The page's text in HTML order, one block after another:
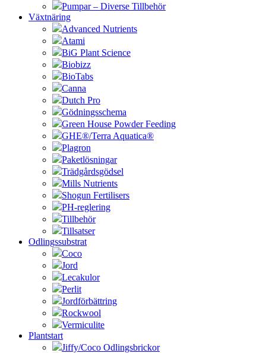
Pumpar – Diverse Tillbehör
Växtnäring
Advanced Nutrients
Atami
BiG Plant Science
Biobizz
BioTabs
Canna
Dutch Pro
Gödningsschema
Green House Powder Feeding
GHE®/Terra Aquatica®
Plagron
Paketlösningar
Trädgårdsgödsel
Mills Nutrients
Shogun Fertilisers
PH-reglering
Tillbehör
Tillsatser
Odlingssubstrat
Coco
Jord
Lecakulor
Perlit
Jordförbättring
Rockwool
Vermiculite
Plantstart
Jiffy/Coco Odlingsbrickor